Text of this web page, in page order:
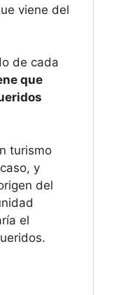
viene del
de cada
que
turismo
y
del
el